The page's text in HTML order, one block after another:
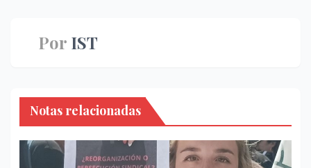
Por IST
Notas relacionadas